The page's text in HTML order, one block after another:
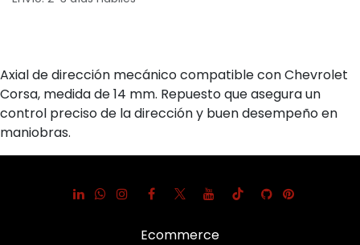
Axial de dirección mecánico compatible con Chevrolet
Corsa, medida de 14 mm. Repuesto que asegura un
control preciso de la dirección y buen desempeño en
maniobras.
Ecommerce